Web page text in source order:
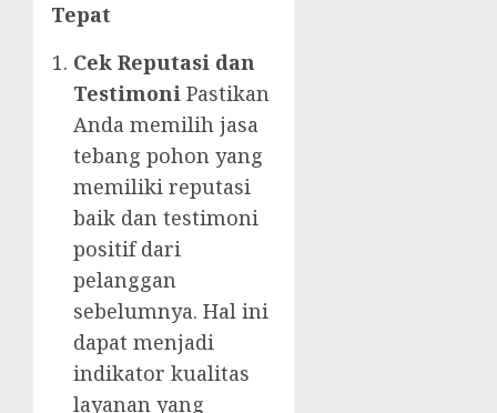
Tepat
Cek Reputasi dan
Testimoni Pastikan
Anda memilih jasa
tebang pohon yang
memiliki reputasi
baik dan testimoni
positif dari
pelanggan
sebelumnya. Hal ini
dapat menjadi
indikator kualitas
layanan yang